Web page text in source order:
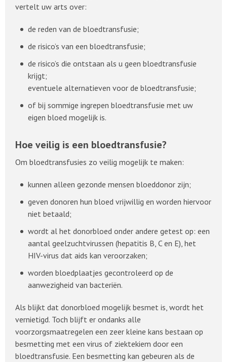
vertelt uw arts over:
de reden van de bloedtransfusie;
de risico’s van een bloedtransfusie;
de risico’s die ontstaan als u geen bloedtransfusie
krijgt;
eventuele alternatieven voor de bloedtransfusie;
of bij sommige ingrepen bloedtransfusie met uw
eigen bloed mogelijk is.
Hoe veilig is een bloedtransfusie?
Om bloedtransfusies zo veilig mogelijk te maken:
kunnen alleen gezonde mensen bloeddonor zijn;
geven donoren hun bloed vrijwillig en worden hiervoor
niet betaald;
wordt al het donorbloed onder andere getest op: een
aantal geelzuchtvirussen (hepatitis B, C en E), het
HIV-virus dat aids kan veroorzaken;
worden bloedplaatjes gecontroleerd op de
aanwezigheid van bacteriën.
Als blijkt dat donorbloed mogelijk besmet is, wordt het
vernietigd. Toch blijft er ondanks alle
voorzorgsmaatregelen een zeer kleine kans bestaan op
besmetting met een virus of ziektekiem door een
bloedtransfusie. Een besmetting kan gebeuren als de